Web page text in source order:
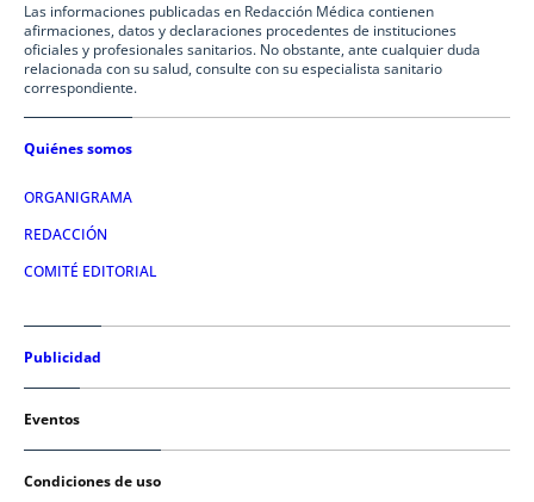
Las informaciones publicadas en Redacción Médica contienen
afirmaciones, datos y declaraciones procedentes de instituciones
oficiales y profesionales sanitarios. No obstante, ante cualquier duda
relacionada con su salud, consulte con su especialista sanitario
correspondiente.
Quiénes somos
ORGANIGRAMA
REDACCIÓN
COMITÉ EDITORIAL
Publicidad
Eventos
Condiciones de uso